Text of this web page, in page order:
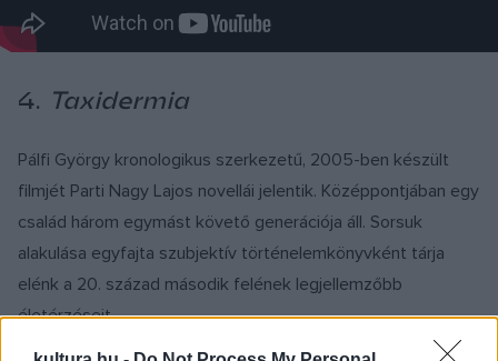
4. Taxidermia
Pálfi György kronologikus szerkezetű, 2005-ben készült
filmjét Parti Nagy Lajos novellái jelentik. Középpontjában egy
család három egymást követő generációja áll. Sorsuk
alakulása egyfajta szubjektív történelemkönyvként tárja
elénk a 20. század második felének legjellemzőbb
életérzéseit.